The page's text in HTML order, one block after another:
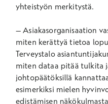
yhteistyön merkitystä.
– Asiakasorganisaation
miten kerättyä tietoa
Terveystalo
miten dataa pitää tulkita
johtopäätöksillä
esimerkiksi mielen
edistämisen